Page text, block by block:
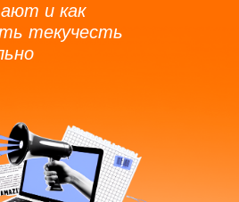
и как
текучесть